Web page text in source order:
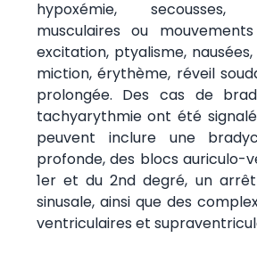
hypoxémie, secousses,
musculaires ou
excitation, ptyalisme,
miction, érythème, réveil
prolongée. Des cas de
tachyarythmie ont été
peuvent inclure une
profonde, des blocs auriculo-
1er et du 2nd degré, un
sinusale, ainsi que des
ventriculaires et